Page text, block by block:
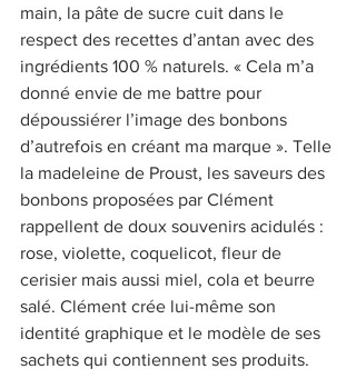
main, la pâte de sucre cuit dans le
respect des recettes d’antan avec des
ingrédients 100 % naturels. « Cela m’a
donné envie de me battre pour
dépoussiérer l’image des bonbons
d’autrefois en créant ma marque ». Telle
la madeleine de Proust, les saveurs des
bonbons proposées par Clément
rappellent de doux souvenirs acidulés :
rose, violette, coquelicot, fleur de
cerisier mais aussi miel, cola et beurre
salé. Clément crée lui-même son
identité graphique et le modèle de ses
sachets qui contiennent ses produits.